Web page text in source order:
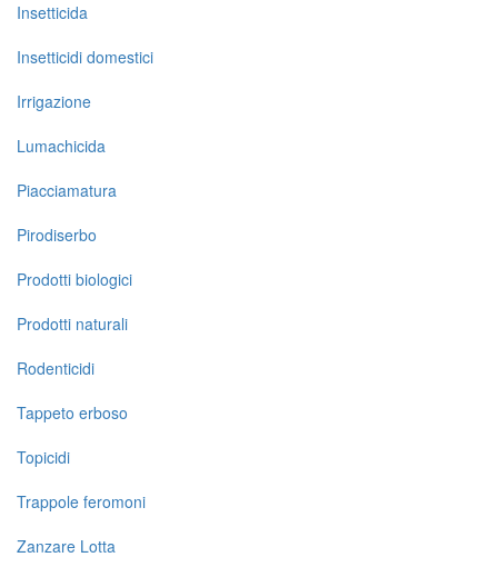
Insetticida
Insetticidi domestici
Irrigazione
Lumachicida
Piacciamatura
Pirodiserbo
Prodotti biologici
Prodotti naturali
Rodenticidi
Tappeto erboso
Topicidi
Trappole feromoni
Zanzare Lotta